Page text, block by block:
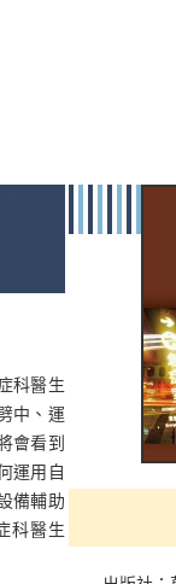
科醫生
中、運
會看到
運用自
備輔助
科醫生